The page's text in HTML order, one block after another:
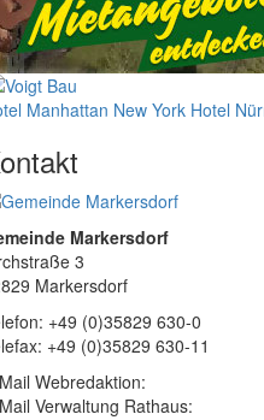
Manhattan New York Hotel
Markersdorf
3
Markersdorf
+49 (0)35829 630-0
+49 (0)35829 630-11
Webredaktion:
Verwaltung Rathaus: